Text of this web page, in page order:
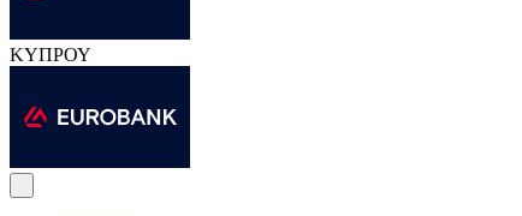
ΚΥΠΡΟΥ